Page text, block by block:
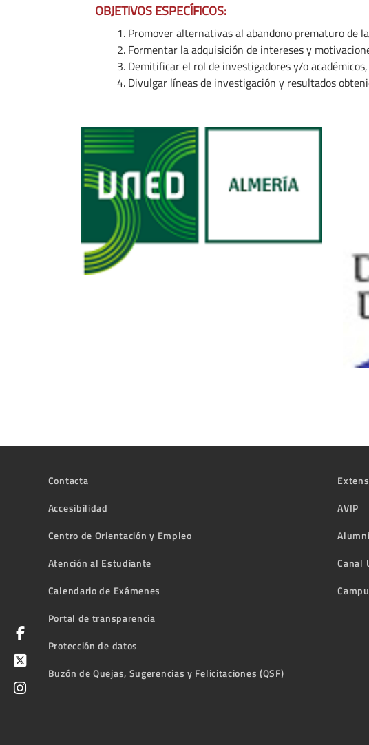
OBJETIVOS ESPECÍFICOS:
Promover alternativas al abandono prematuro de
Formentar la adquisición de intereses y
Demitificar el rol de investigadores y/o
Divulgar líneas de investigación y resultados
Contacta
Accesibilidad
Centro de Orientación y Empleo
Atención al Estudiante
Calendario de Exámenes
Portal de transparencia
Protección de datos
Buzón de Quejas, Sugerencias y Felicitaciones (QSF)
AVIP
Canal